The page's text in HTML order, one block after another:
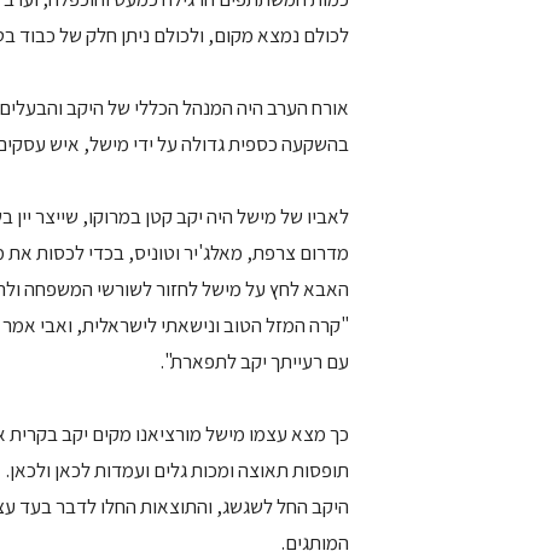
לכולם נמצא מקום, ולכולם ניתן חלק של כבוד
אורח הערב היה המנהל הכללי של היקב
בהשקעה כספית גדולה על ידי מישל, איש עסקים
לאביו של מישל היה יקב קטן במרוקו, שייצר
מדרום צרפת, מאלג'יר וטוניס, בכדי לכסות את
האבא לחץ על מישל לחזור לשורשי המשפחה
"קרה המזל הטוב ונישאתי לישראלית, ואבי
עם רעייתך יקב לתפארת".
תופסות תאוצה ומכות גלים ועמדות לכאן ולכאן.
המותגים.